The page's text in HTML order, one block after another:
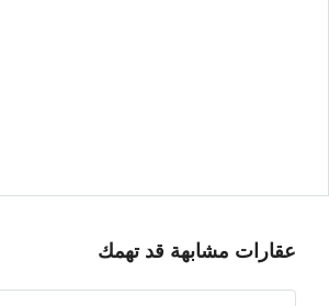
عقارات مشابهة قد تهمك